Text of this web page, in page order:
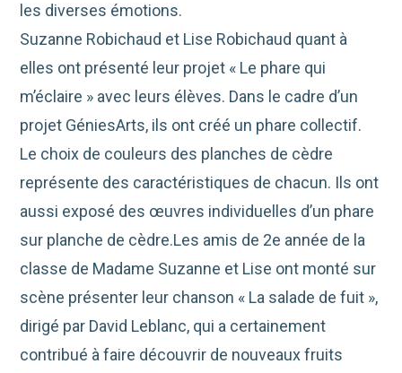
les diverses émotions.
Suzanne Robichaud et Lise Robichaud quant à
elles ont présenté leur projet « Le phare qui
m’éclaire » avec leurs élèves. Dans le cadre d’un
projet GéniesArts, ils ont créé un phare collectif.
Le choix de couleurs des planches de cèdre
représente des caractéristiques de chacun. Ils ont
aussi exposé des œuvres individuelles d’un phare
sur planche de cèdre.Les amis de 2e année de la
classe de Madame Suzanne et Lise ont monté sur
scène présenter leur chanson « La salade de fuit »,
dirigé par David Leblanc, qui a certainement
contribué à faire découvrir de nouveaux fruits